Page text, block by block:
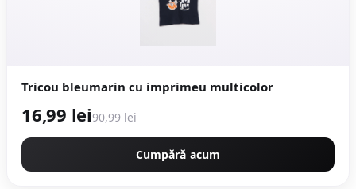
Tricou bleumarin cu imprimeu multicolor
16,99 lei90,99 lei
Cumpără acum